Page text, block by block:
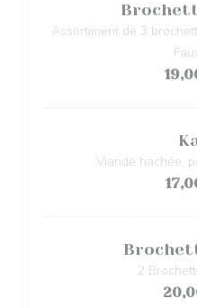
Assortiment de 3
Viande hachée,
2